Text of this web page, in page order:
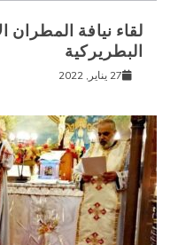
لقاء نيافة المطران
البطريركية
27 يناير, 2022